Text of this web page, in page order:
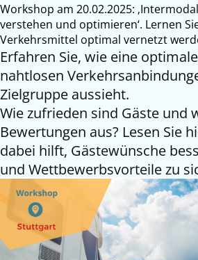
Workshop am 20.02.2025:
verstehen und optimieren‘. Lernen
Verkehrsmittel optimal vernetzt
Erfahren Sie, wie eine
nahtlosen
Zielgruppe aussieht.
Wie zufrieden sind Gäste und
Bewertungen aus? Lesen Sie
dabei hilft, Gästewünsche
und Wettbewerbsvorteile zu